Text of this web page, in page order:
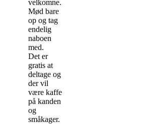
velkomne.
Mød bare
op og tag
endelig
naboen
med.
Det er
gratis at
deltage og
der vil
være kaffe
på kanden
og
småkager.